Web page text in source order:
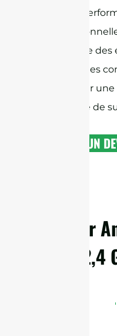
meilleures
PRO possède
internes et des
intégrés pour
une capacité de
OBTENIR UN
Détails sur
2,4